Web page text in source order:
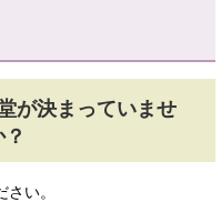
が決まっていませ
い。